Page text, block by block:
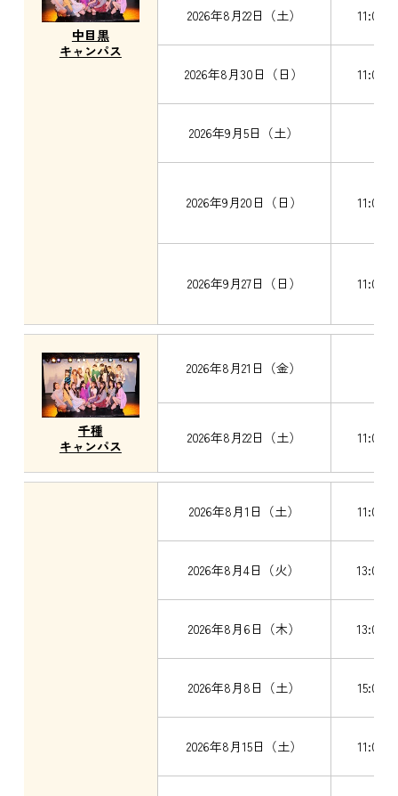
中目黒
キャンパス
2026年8月22日（土） 11:00～
2026年8月30日（日） 11:00～
2026年9月5日（土）
2026年9月20日（日） 11:00～
2026年9月27日（日） 11:00～
千種
キャンパス
2026年8月21日（金）
2026年8月22日（土） 11:00～
2026年8月1日（土） 11:00～
2026年8月4日（火） 13:00～
2026年8月6日（木） 13:00～
2026年8月8日（土） 15:00～
2026年8月15日（土） 11:00～